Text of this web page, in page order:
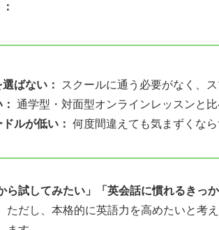
ばない：
スクールに通う必要がなく、
通学型・対面型オンラインレッスンと
ルが低い： 何度間違えても気まずくな
ら試してみたい」「英会話に慣れるきっか
ただし、本格的に英語力を高めたいと考